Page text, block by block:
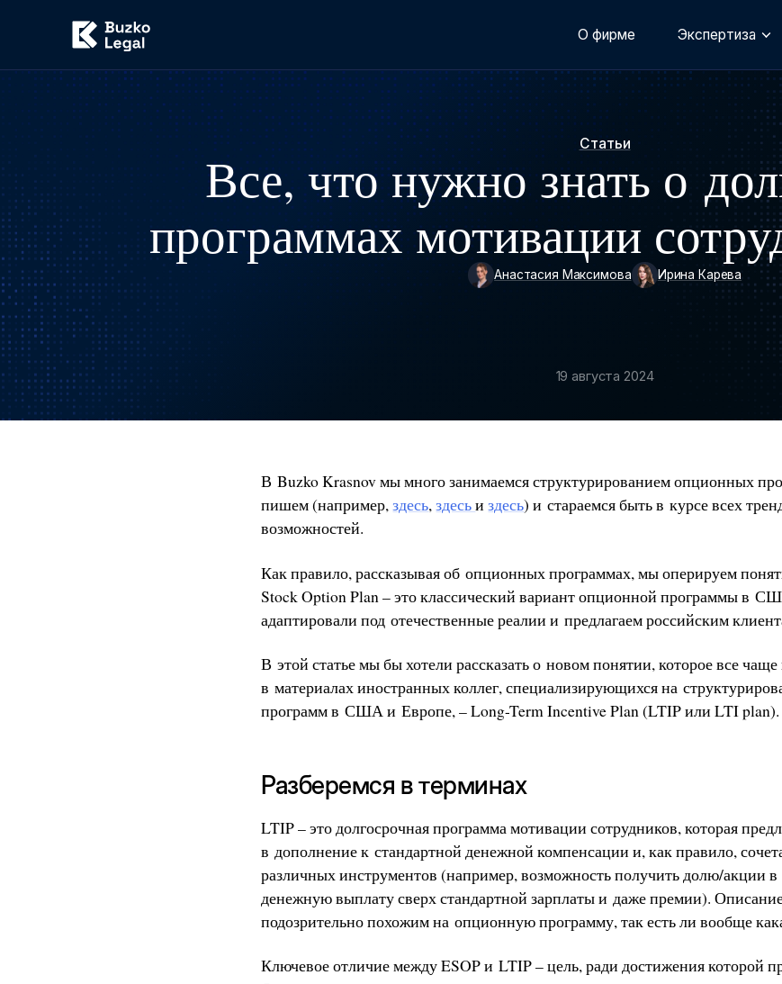
О фирме Экспертиза
Статьи
Все, что нужно знать о
программах мотивации
Анастасия Максимова Ирина Карева
19 августа 2024
В Buzko Krasnov мы много занимаемся структурированием опционных
пишем (например,здесь,здесьиздесь) и стараемся быть в курсе всех
возможностей.
Как правило, рассказывая об опционных программах, мы оперируем
Stock Option Plan – это классический вариант опционной программы в
адаптировали под отечественные реалии и предлагаем российским
В этой статье мы бы хотели рассказать о новом понятии, которое все чаще
в материалах иностранных коллег, специализирующихся на
программ в США и Европе, – Long-Term Incentive Plan (LTIP или LTI plan).
Разберемся в терминах
LTIP – это долгосрочная программа мотивации сотрудников, которая
в дополнение к стандартной денежной компенсации и, как правило,
различных инструментов (например, возможность получить долю/акции
денежную выплату сверх стандартной зарплаты и даже премии).
подозрительно похожим на опционную программу, так есть ли вообще
Ключевое отличие между ESOP и LTIP – цель, ради достижения которой